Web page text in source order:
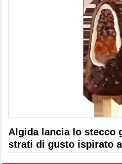
Algida lancia lo stecco
strati di gusto ispirato